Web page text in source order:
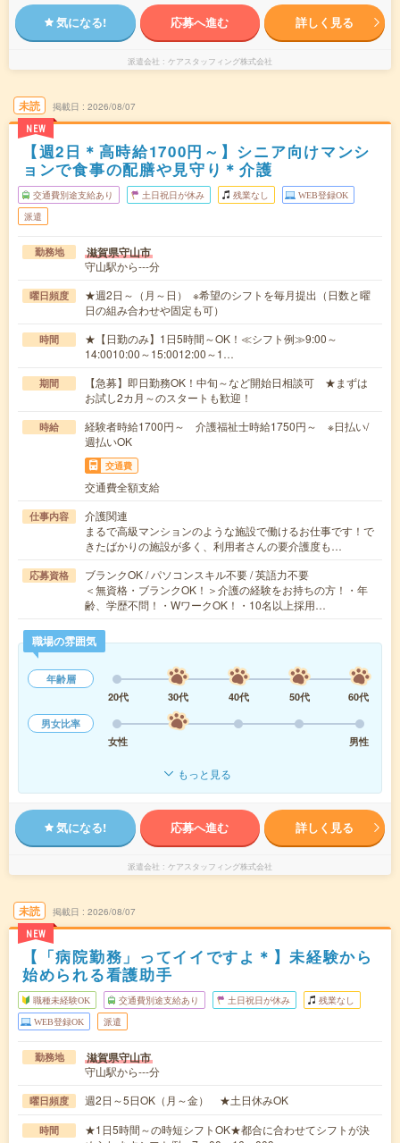
気になる! 応募へ進む 詳しく見る
派遣会社 ケアスタッフィング株式会社
未読
NEW
掲載日 2026/08/07
【週2日＊高時給1700円～】シニア向けマンシ
ョンで食事の配膳や見守り＊介護
交通費別途支給あり 土日祝日が休み 残業なし WEB登録OK
派遣
勤務地 滋賀県守山市
守山駅から---分
曜日頻度
★週2日～（月～日） ※希望のシフトを毎月提出（日数と曜
日の組み合わせや固定も可）
時間
★【日勤のみ】1日5時間～OK！≪シフト例≫9:00～
14:0010:00～15:0012:00～1…
期間
【急募】即日勤務OK！中旬～など開始日相談可 ★まずは
お試し2カ月～のスタートも歓迎！
時給
経験者時給1700円～ 介護福祉士時給1750円～ ※日払い/
週払いOK
交通費
交通費全額支給
仕事内容
介護関連
まるで高級マンションのような施設で働けるお仕事です！で
きたばかりの施設が多く、利用者さんの要介護度も…
応募資格
ブランクOK / パソコンスキル不要 / 英語力不要
＜無資格・ブランクOK！＞介護の経験をお持ちの方！・年
齢、学歴不問！・WワークOK！・10名以上採用…
職場の雰囲気
年齢層
20代
30代 40代 50代
60代
男女比率
女性
男性
もっと見る
気になる! 応募へ進む 詳しく見る
派遣会社 ケアスタッフィング株式会社
未読
NEW
掲載日 2026/08/07
【「病院勤務」ってイイですよ＊】未経験から
始められる看護助手
職種未経験OK 交通費別途支給あり 土日祝日が休み 残業なし
WEB登録OK 派遣
勤務地 滋賀県守山市
守山駅から---分
曜日頻度 週2日～5日OK（月～金） ★土日休みOK
時間
★1日5時間～の時短シフトOK★都合に合わせてシフトが決